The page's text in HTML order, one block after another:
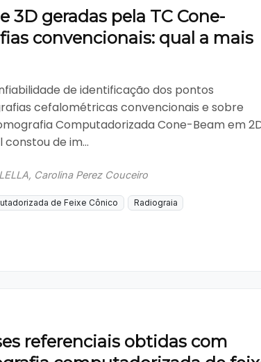
3D geradas pela TC Cone-
convencionais: qual a mais
de identificação dos pontos
cefalométricas convencionais e sobre
Computadorizada Cone-Beam em
de im...
Carolina Perez Couceiro
de Feixe Cônico Radiograia
referenciais obtidas com